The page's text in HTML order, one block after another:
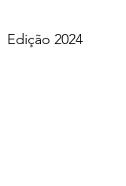
Edição 2024